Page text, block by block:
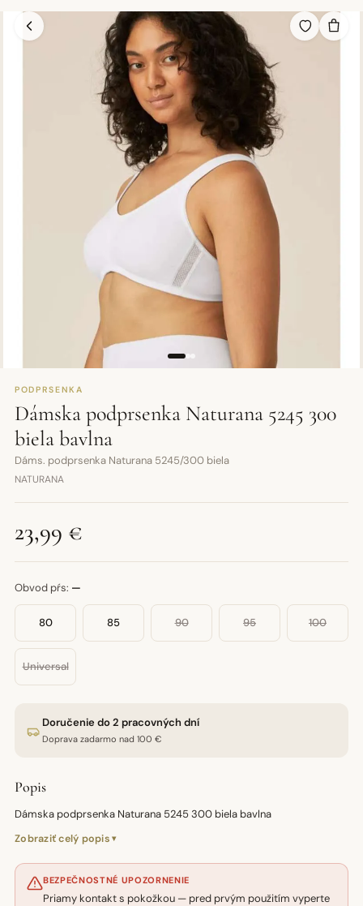
PODPRSENKA
Dámska podprsenka Naturana 5245 300
biela bavlna
Dáms. podprsenka Naturana 5245/300 biela
NATURANA
23,99 €
Obvod pŕs: —
80 85 90 95 100
Universal
Doručenie do 2 pracovných dní
Doprava zadarmo nad 100 €
Popis
Dámska podprsenka Naturana 5245 300 biela bavlna
Zobraziť celý popis
BEZPEČNOSTNÉ UPOZORNENIE
Priamy kontakt s pokožkou — pred prvým použitím vyperte